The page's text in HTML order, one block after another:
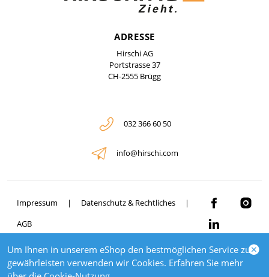
Um Ihnen in unserem eShop den bestmöglichen Service zu
gewährleisten verwenden wir Cookies. Erfahren Sie mehr
ADRESSE
Hirschi AG
Portstrasse 37
CH-2555 Brügg
032 366 60 50
info@hirschi.com
Impressum
Datenschutz & Rechtliches
AGB
© 2026 HIRSCHI
powered by polynorm